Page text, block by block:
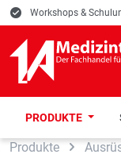
Hauptinhalt springen
Zur Suche springen
Zur
E Workshops &
PRODUKTE
Produkte